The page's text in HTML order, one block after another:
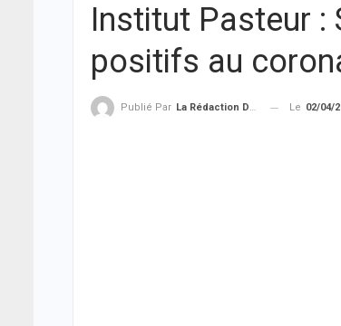
Institut Pasteur :
positifs au
Publié Par La Rédaction De THIEYSENEGAL.com Le 02/04/